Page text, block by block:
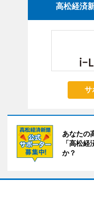
高松経済
サ
あなたの
「高松
か？